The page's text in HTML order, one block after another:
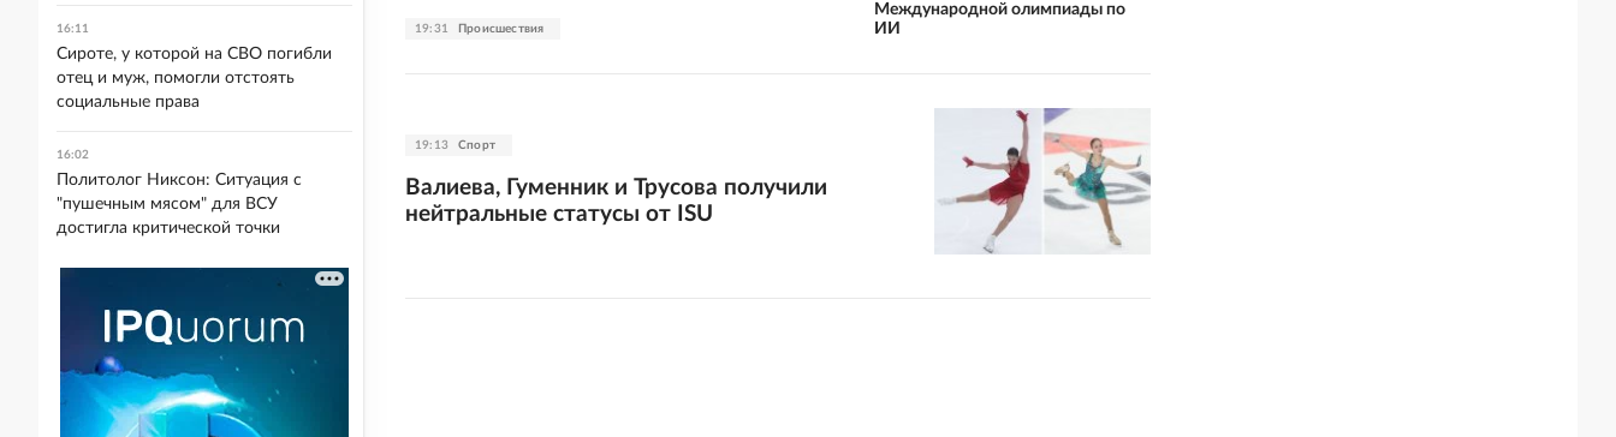
19:31 Происшествия
Международной олимпиады по
ИИ
19:13 Спорт
Валиева, Гуменник и Трусова получили
нейтральные статусы от ISU
16:11
Сироте, у которой на СВО погибли
отец и муж, помогли отстоять
социальные права
16:02
Политолог Никсон: Ситуация с
"пушечным мясом" для ВСУ
достигла критической точки